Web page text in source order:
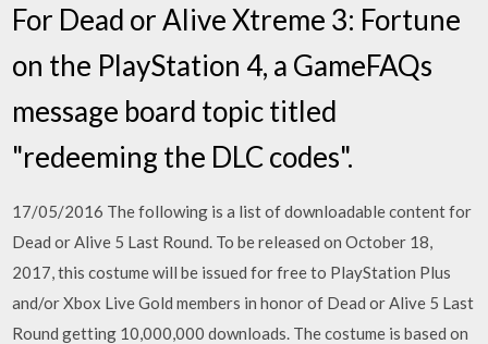
For Dead or Alive Xtreme 3: Fortune
on the PlayStation 4, a GameFAQs
message board topic titled
"redeeming the DLC codes".
17/05/2016 The following is a list of downloadable content for
Dead or Alive 5 Last Round. To be released on October 18,
2017, this costume will be issued for free to PlayStation Plus
and/or Xbox Live Gold members in honor of Dead or Alive 5 Last
Round getting 10,000,000 downloads. The costume is based on